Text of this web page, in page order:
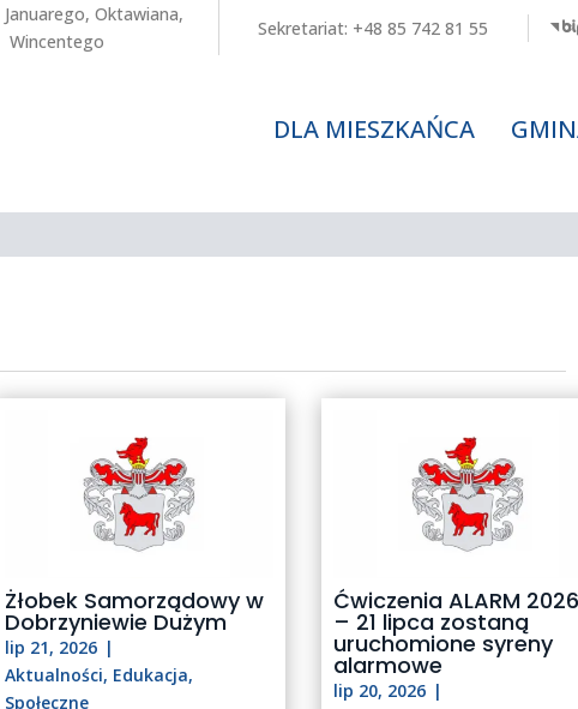
Januarego, Oktawiana,
Wincentego
Sekretariat: +48 85 742 81 55
DLA MIESZKAŃCA
Żłobek Samorządowy w
Dobrzyniewie Dużym
lip 21, 2026 |
Aktualności, Edukacja,
Społeczne
Ćwiczenia ALARM
– 21 lipca zostaną
uruchomione syreny
alarmowe
lip 20, 2026 |